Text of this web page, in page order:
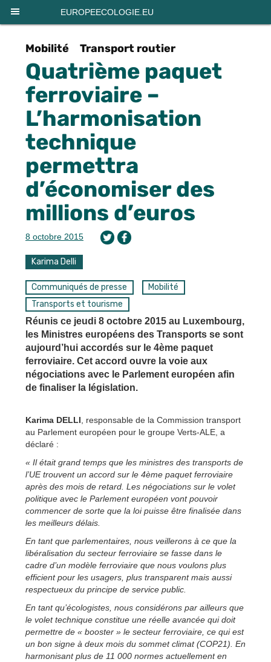
EUROPEECOLOGIE.EU
Mobilité Transport routier
Quatrième paquet
ferroviaire –
L’harmonisation
technique
permettra
d’économiser des
millions d’euros
8 octobre 2015
Karima Delli
Communiqués de presse
Mobilité
Transports et tourisme
Réunis ce jeudi 8 octobre 2015 au Luxembourg,
les Ministres européens des Transports se sont
aujourd’hui accordés sur le 4ème paquet
ferroviaire. Cet accord ouvre la voie aux
négociations avec le Parlement européen afin
de finaliser la législation.
Karima DELLI , responsable de la Commission transport
au Parlement européen pour le groupe Verts-ALE, a
déclaré :
« Il était grand temps que les ministres des transports de
l’UE trouvent un accord sur le 4ème paquet ferroviaire
après des mois de retard. Les négociations sur le volet
politique avec le Parlement européen vont pouvoir
commencer de sorte que la loi puisse être finalisée dans
les meilleurs délais.
En tant que parlementaires, nous veillerons à ce que la
libéralisation du secteur ferroviaire se fasse dans le
cadre d’un modèle ferroviaire que nous voulons plus
efficient pour les usagers, plus transparent mais aussi
respectueux du principe de service public.
En tant qu’écologistes, nous considérons par ailleurs que
le volet technique constitue une réelle avancée qui doit
permettre de « booster » le secteur ferroviaire, ce qui est
un bon signe à deux mois du sommet climat (COP21). En
harmonisant plus de 11 000 normes actuellement en